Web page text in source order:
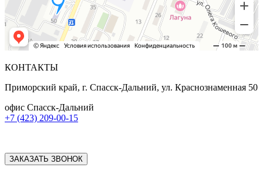
КОНТАКТЫ
Приморский край, г. Спасск-Дальний, ул. Краснознаменная 50
офис Спасск-Дальний
+7 (423) 209-00-15
ЗАКАЗАТЬ ЗВОНОК